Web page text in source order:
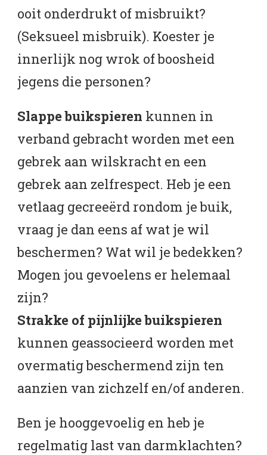
ooit onderdrukt of misbruikt?
(Seksueel misbruik). Koester je
innerlijk nog wrok of boosheid
jegens die personen?
Slappe buikspieren kunnen in
verband gebracht worden met een
gebrek aan wilskracht en een
gebrek aan zelfrespect. Heb je een
vetlaag gecreeërd rondom je buik,
vraag je dan eens af wat je wil
beschermen? Wat wil je bedekken?
Mogen jou gevoelens er helemaal
zijn?
Strakke of pijnlijke buikspieren
kunnen geassocieerd worden met
overmatig beschermend zijn ten
aanzien van zichzelf en/of anderen.
Ben je hooggevoelig en heb je
regelmatig last van darmklachten?